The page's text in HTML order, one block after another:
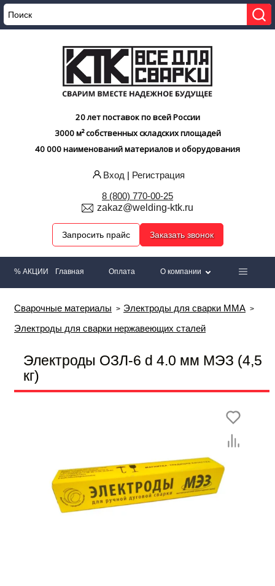
20 лет поставок по всей России
3000 м² собственных складских площадей
40 000 наименований материалов и оборудования
Вход | Регистрация
8 (800) 770-00-25
zakaz@welding-ktk.ru
Запросить прайс Заказать звонок
% АКЦИИ Главная Оплата О компании
Сварочные материалы
Электроды для сварки MMA
Электроды для сварки нержавеющих сталей
Электроды ОЗЛ-6 d 4.0 мм МЭЗ (4,5
кг)